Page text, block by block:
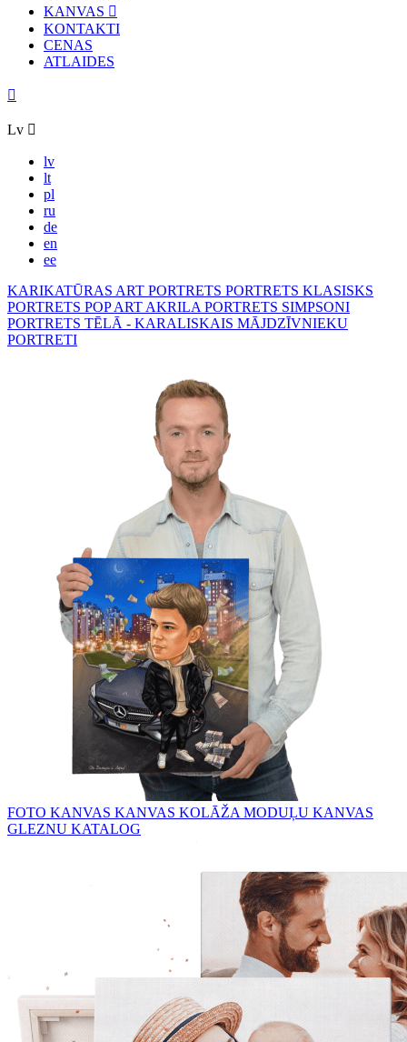
KANVAS
KONTAKTI
CENAS
ATLAIDES
Lv
lv
lt
pl
ru
de
en
ee
KARIKATŪRAS ART PORTRETS PORTRETS KLASISKS
PORTRETS POP ART AKRILA PORTRETS SIMPSONI
PORTRETS TĒLĀ - KARALISKAIS MĀJDZĪVNIEKU
PORTRETI
FOTO KANVAS KANVAS KOLĀŽA MODUĻU KANVAS
GLEZNU KATALOG